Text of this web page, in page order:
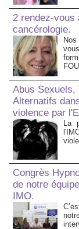
2 rendez-vous
cancérologie.
Abus Sexuels,
Alternatifs
violence par
La
Congrès
de notre
IMO.